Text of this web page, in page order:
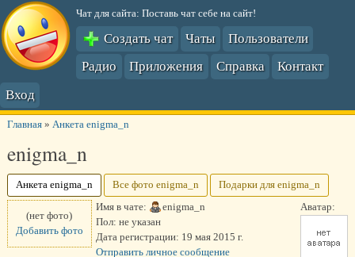
Чат для сайта: Поставь чат себе на сайт!
Создать чат Чаты
Пользователи
Радио
Приложения Справка
Контакт
Вход
Главная» Анкета enigma_n
enigma_n
Анкета enigma_n Все фото enigma_n
Подарки для enigma_n
Аватар:
(нет фото)
Добавить фото
Имя в чате:
enigma_n
Пол: не указан
Дата регистрации: 19 мая 2015 г.
Отправить личное сообщение